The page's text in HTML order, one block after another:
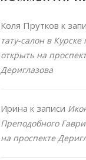
Коля Прутков к
тату-салон в
открыть на
Дериглазова
Ирина к записи
Преподобного
на проспекте